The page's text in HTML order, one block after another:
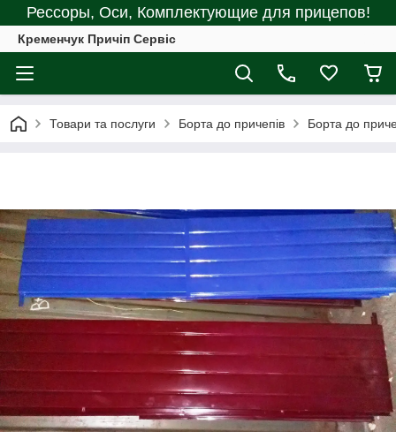
Рессоры, Оси, Комплектующие для прицепов!
Кременчук Причіп Сервіс
Товари та послуги Борта до причепів Борта до